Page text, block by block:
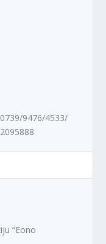
9476/4533/
“Eono